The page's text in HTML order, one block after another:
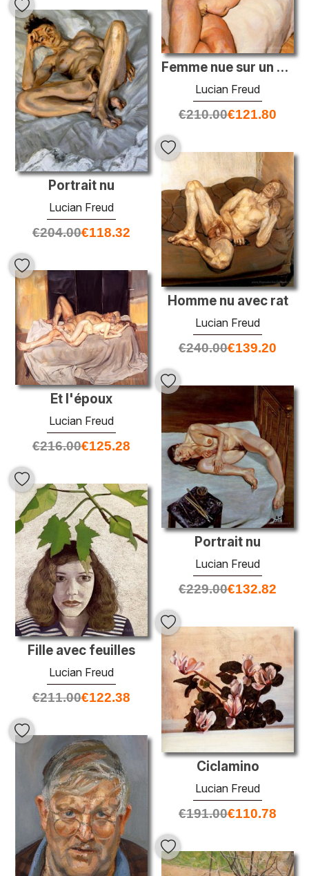
Femme nue sur un canapé
Lucian Freud
€210.00€121.80
Portrait nu
Lucian Freud
€204.00€118.32
Homme nu avec rat
Lucian Freud
€240.00€139.20
Et l'époux
Lucian Freud
€216.00€125.28
Portrait nu
Lucian Freud
€229.00€132.82
Fille avec feuilles
Lucian Freud
€211.00€122.38
Ciclamino
Lucian Freud
€191.00€110.78